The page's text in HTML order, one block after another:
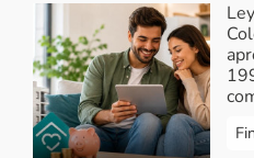
Hola Maria, un
persona u instituto
transacciones
el vendedor a
comisión o ganancia
de esas tareas.